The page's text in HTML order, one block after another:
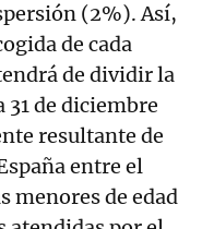
(2%). Así,
de cada
de dividir la
31 de diciembre
resultante de
entre el
menores de edad